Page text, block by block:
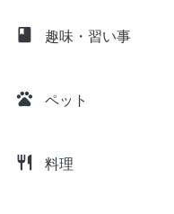
class 趣味・習い事
pets ペット
restaurant 料理